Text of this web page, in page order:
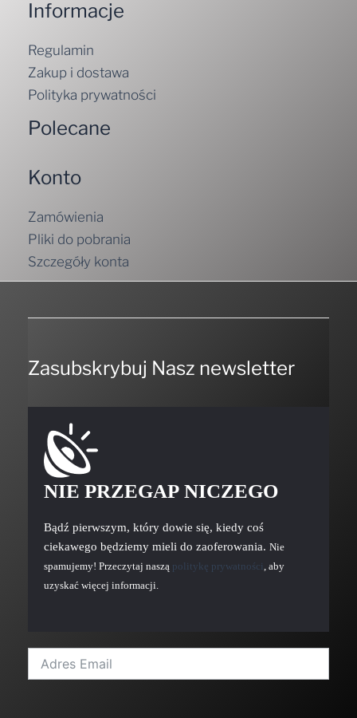
Informacje
Regulamin
Zakup i dostawa
Polityka prywatności
Polecane
Konto
Zamówienia
Pliki do pobrania
Szczegóły konta
Zasubskrybuj Nasz newsletter
NIE PRZEGAP NICZEGO
Bądź pierwszym, który dowie się, kiedy coś
ciekawego będziemy mieli do zaoferowania. Nie
spamujemy! Przeczytaj naszą politykę prywatności, aby
uzyskać więcej informacji.